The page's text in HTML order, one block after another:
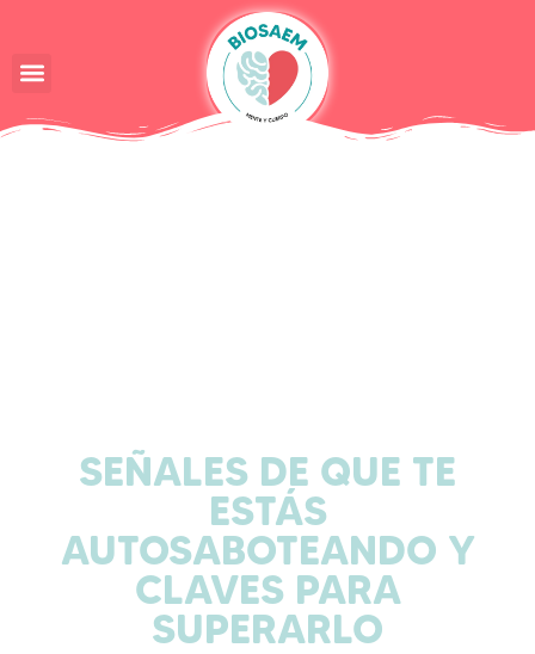
SEÑALES DE QUE TE
ESTÁS
AUTOSABOTEANDO Y
CLAVES PARA
SUPERARLO